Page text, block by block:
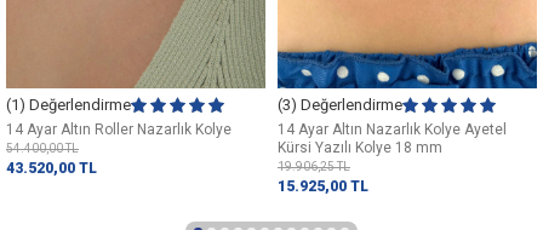
(1) Değerlendirme
14 Ayar Altın Roller Nazarlık Kolye
54.400,00TL
43.520,00 TL
(3) Değerlendirme
14 Ayar Altın Nazarlık Kolye Ayetel
Kürsi Yazılı Kolye 18 mm
19.906,25TL
15.925,00 TL